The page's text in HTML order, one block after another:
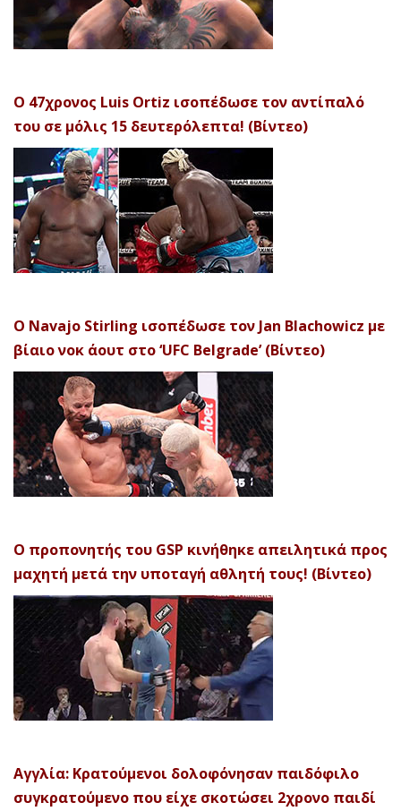
Ο 47χρονος Luis Ortiz ισοπέδωσε τον αντίπαλό
του σε μόλις 15 δευτερόλεπτα! (Βίντεο)
Ο Navajo Stirling ισοπέδωσε τον Jan Blachowicz με
βίαιο νοκ άουτ στο ‘UFC Belgrade’ (Βίντεο)
Ο προπονητής του GSP κινήθηκε απειλητικά προς
μαχητή μετά την υποταγή αθλητή τους! (Βίντεο)
Αγγλία: Κρατούμενοι δολοφόνησαν παιδόφιλο
συγκρατούμενο που είχε σκοτώσει 2χρονο παιδί